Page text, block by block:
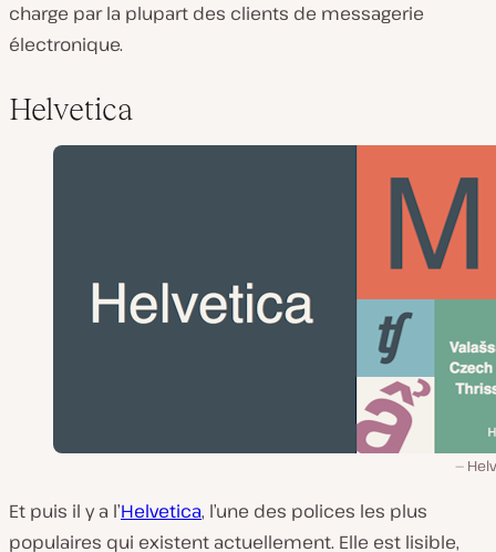
charge par la plupart des clients de messagerie
électronique.
Helvetica
Et puis il y a l’Helvetica, l’une des polices les plus
populaires qui existent actuellement. Elle est lisible,